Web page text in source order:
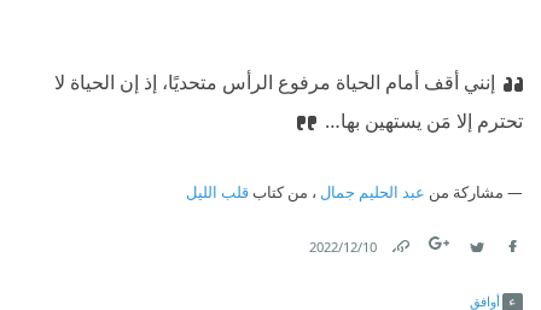
إنني أقف أمام الحياة مرفوع الرأس متحديًا، إذ إن الحياة لا
تحترم إلا مَن يستهين بها…
مشاركة من عبد الحليم جمال ، من كتابقلب الليل
10‏/12‏/2022
أوافق